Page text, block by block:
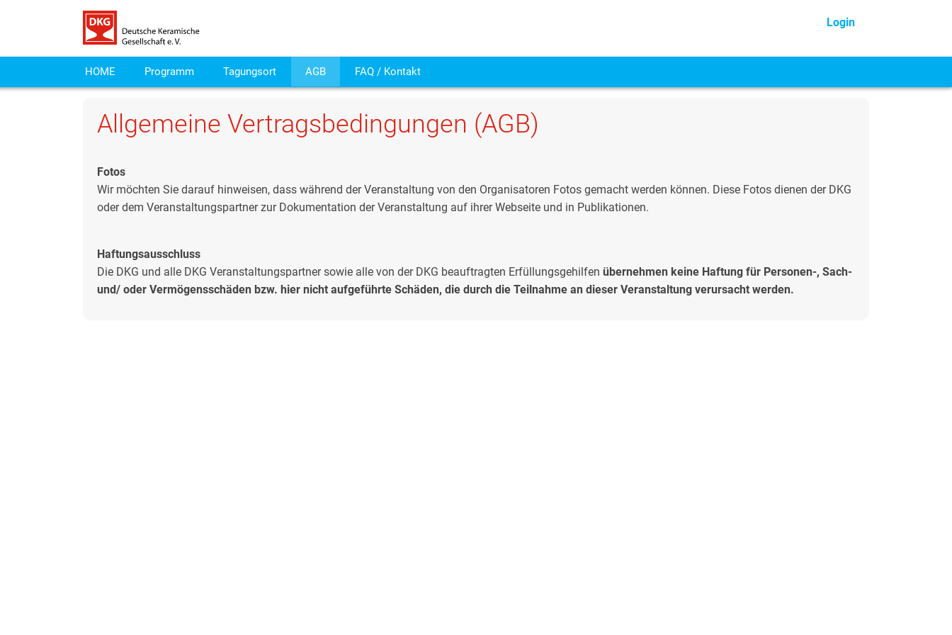
Login
HOME Programm Tagungsort AGB FAQ / Kontakt
Allgemeine Vertragsbedingungen (AGB)
Fotos
Wir möchten Sie darauf hinweisen, dass während der Veranstaltung von den Organisatoren Fotos gemacht werden können. Diese Fotos dienen der DKG
oder dem Veranstaltungspartner zur Dokumentation der Veranstaltung auf ihrer Webseite und in Publikationen.
Haftungsausschluss
Die DKG und alle DKG Veranstaltungspartner sowie alle von der DKG beauftragten Erfüllungsgehilfen übernehmen keine Haftung für Personen-, Sach-
und/ oder Vermögensschäden bzw. hier nicht aufgeführte Schäden, die durch die Teilnahme an dieser Veranstaltung verursacht werden.